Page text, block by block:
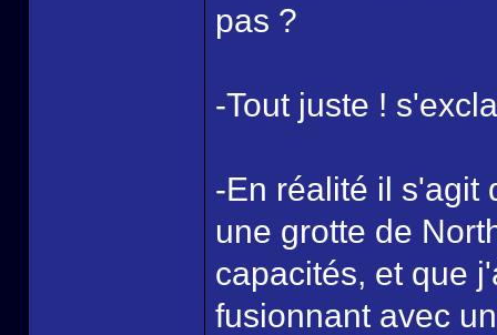
pas ?
-Tout juste !
-En réalité il s'agit
une grotte de
capacités, et que
fusionnant avec